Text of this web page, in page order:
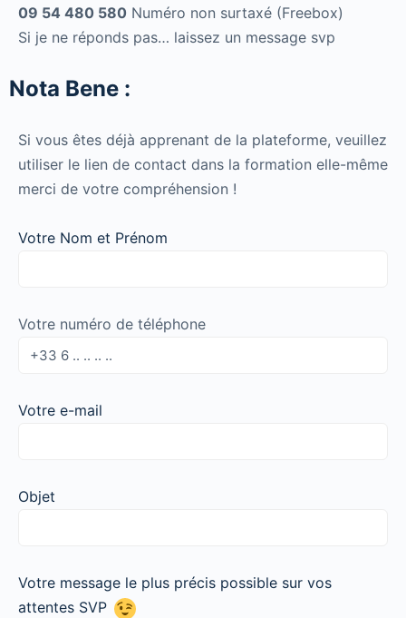
09 54 480 580 Numéro non surtaxé (Freebox)
Si je ne réponds pas… laissez un message svp
Nota Bene :
Si vous êtes déjà apprenant de la plateforme, veuillez
utiliser le lien de contact dans la formation elle-même
merci de votre compréhension !
Votre Nom et Prénom
Votre numéro de téléphone
Votre e-mail
Objet
Votre message le plus précis possible sur vos
attentes SVP